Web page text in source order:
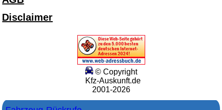
Disclaimer
© Copyright
Kfz-Auskunft.de
2001-2026